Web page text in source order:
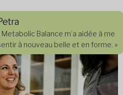
Metabolic Balance m’a aidée à me
à nouveau belle et en forme. »